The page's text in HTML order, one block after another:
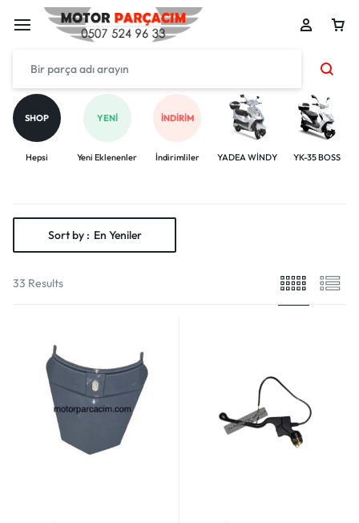
SHOP
Hepsi
YENI
Yeni Eklenenler
İNDIRIM
İndirimliler YADEA WİNDY YK-35 BOSS
Sort by : En Yeniler
33 Results